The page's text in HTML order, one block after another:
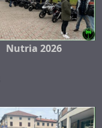
Nutria 2026